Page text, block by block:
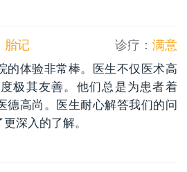
胎记 诊疗： 满意
的体验非常棒。医生不仅医术高
极其友善。他们总是为患者着
德高尚。医生耐心解答我们的问
深入的了解。